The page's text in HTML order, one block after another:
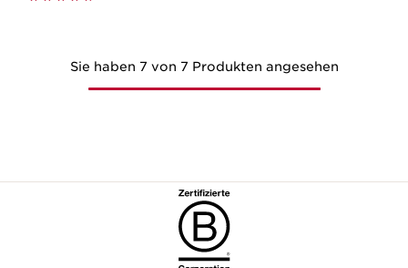
Sie haben 7 von 7 Produkten angesehen